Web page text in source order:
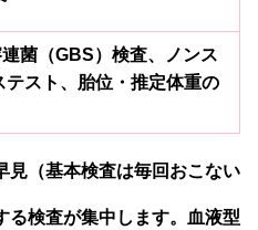
菌（GBS）検査、ノンス
テスト、胎位・推定体重の
見（基本検査は毎回おこない
る検査が集中します。血液型